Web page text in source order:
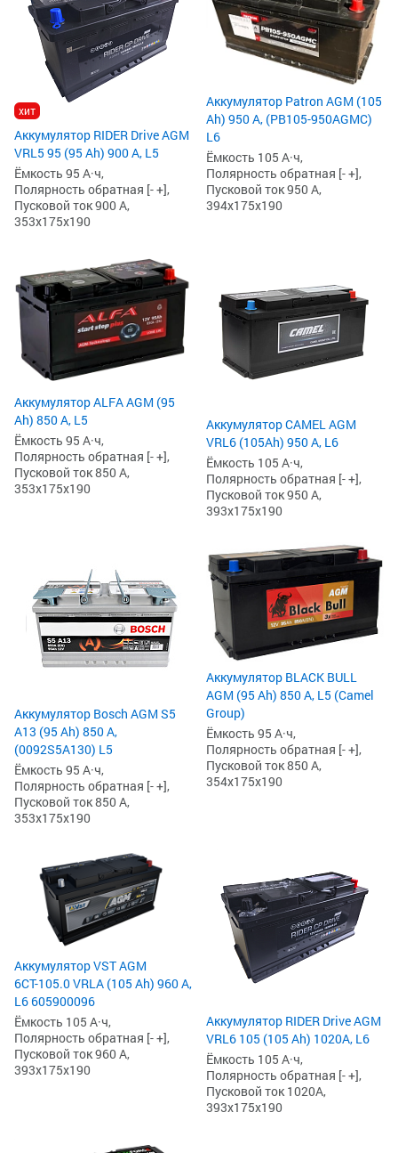
хит
Аккумулятор RIDER Drive AGM
VRL5 95 (95 Ah) 900 А, L5
Ёмкость 95 А·ч,
Полярность обратная [- +],
Пусковой ток 900 А,
353x175x190
Аккумулятор Patron AGM (105
Ah) 950 А, (PB105-950AGMC)
L6
Ёмкость 105 А·ч,
Полярность обратная [- +],
Пусковой ток 950 А,
394x175x190
Аккумулятор ALFA AGM (95
Ah) 850 А, L5
Ёмкость 95 А·ч,
Полярность обратная [- +],
Пусковой ток 850 А,
353x175x190
Аккумулятор CAMEL AGM
VRL6 (105Ah) 950 А, L6
Ёмкость 105 А·ч,
Полярность обратная [- +],
Пусковой ток 950 А,
393x175x190
Аккумулятор Bosch AGM S5
А13 (95 Ah) 850 А,
(0092S5A130) L5
Ёмкость 95 А·ч,
Полярность обратная [- +],
Пусковой ток 850 А,
353x175x190
Аккумулятор BLACK BULL
AGM (95 Ah) 850 А, L5 (Camel
Group)
Ёмкость 95 А·ч,
Полярность обратная [- +],
Пусковой ток 850 А,
354x175x190
Аккумулятор VST AGM
6СТ-105.0 VRLA (105 Ah) 960 А,
L6 605900096
Ёмкость 105 А·ч,
Полярность обратная [- +],
Пусковой ток 960 А,
393x175x190
Аккумулятор RIDER Drive AGM
VRL6 105 (105 Ah) 1020А, L6
Ёмкость 105 А·ч,
Полярность обратная [- +],
Пусковой ток 1020А,
393x175x190